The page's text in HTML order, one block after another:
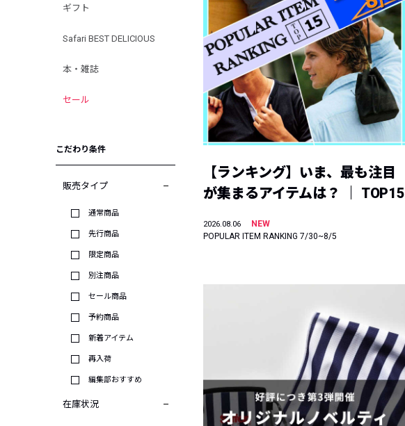
ギフト
Safari BEST DELICIOUS
本・雑誌
セール
こだわり条件
販売タイプ
通常商品
先行商品
限定商品
別注商品
セール商品
予約商品
新着アイテム
再入荷
編集部おすすめ
在庫状況
【ランキング】いま、最も注目
が集まるアイテムは？ ｜ TOP15
2026.08.06
NEW
POPULAR ITEM RANKING 7/30~8/5